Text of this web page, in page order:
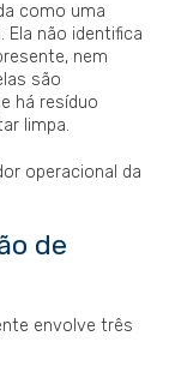
como uma
Ela não identifica
nem
são
há resíduo
limpa.
operacional da
de
envolve três